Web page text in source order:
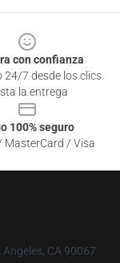
con confianza
24/7 desde los clics
la entrega
100% seguro
MasterCard / Visa
CA 90067